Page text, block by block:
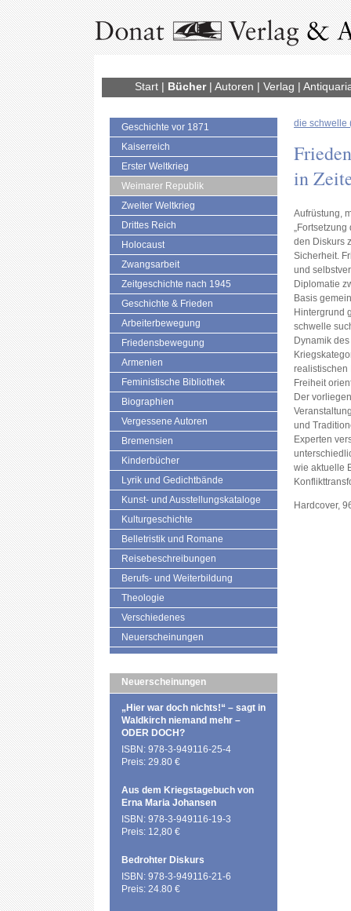
Start| Bücher| Autoren | Verlag |
Geschichte vor 1871
Kaiserreich
Erster Weltkrieg
Weimarer Republik
Zweiter Weltkrieg
Drittes Reich
Holocaust
Zwangsarbeit
Zeitgeschichte nach 1945
Geschichte & Frieden
Arbeiterbewegung
Friedensbewegung
Armenien
Feministische Bibliothek
Biographien
Vergessene Autoren
Bremensien
Kinderbücher
Lyrik und Gedichtbände
Kunst- und Ausstellungskataloge
Kulturgeschichte
Belletristik und Romane
Reisebeschreibungen
Berufs- und Weiterbildung
Theologie
Verschiedenes
Neuerscheinungen
Neuerscheinungen
„Hier war doch nichts!“ – sagt in
Waldkirch niemand mehr –
ODER DOCH?
ISBN: 978-3-949116-25-4
Preis: 29.80 €
Aus dem Kriegstagebuch von
Erna Maria Johansen
ISBN: 978-3-949116-19-3
Preis: 12,80 €
Bedrohter Diskurs
ISBN: 978-3-949116-21-6
Preis: 24.80 €
die schwelle
in
Aufrüstung,
den Diskurs
Sicherheit.
und
Diplomatie
Basis
Hintergrund
schwelle
Dynamik
realistischen
Freiheit
Der
und
Experten
wie aktuelle
Hardcover,